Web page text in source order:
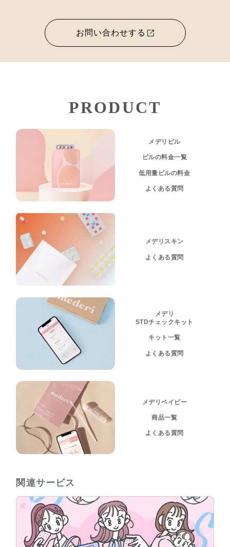
お問い合わせする
PRODUCT
メデリピル
ピルの料金一覧
低用量ピルの料金
よくある質問
メデリスキン
よくある質問
メデリ
STDチェックキット
キット一覧
よくある質問
メデリベイビー
商品一覧
よくある質問
関連サービス